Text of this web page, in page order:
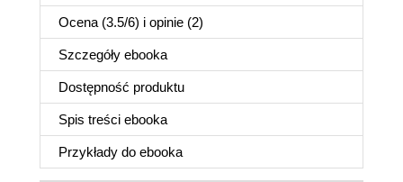
Ocena (3.5/6) i opinie (2)
Szczegóły ebooka
Dostępność produktu
Spis treści ebooka
Przykłady do ebooka